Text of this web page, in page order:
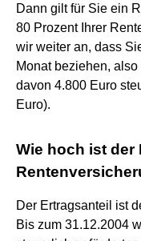
Dann gilt für Sie ein
80 Prozent Ihrer
wir weiter an, dass
Monat beziehen,
davon 4.800 Euro
Euro).
Wie hoch ist der
Der Ertragsanteil ist
Bis zum 31.12.2004